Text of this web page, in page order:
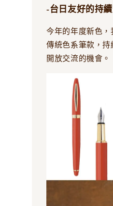
-台日友好的持
今年的年度新色
傳統色系筆款，
開放交流的機會。